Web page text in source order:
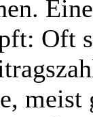
Oft